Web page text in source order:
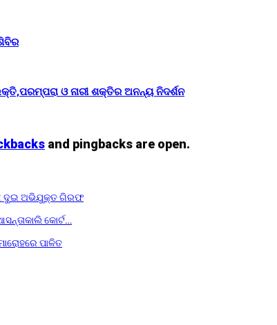
ଓ ନାରୀ ଶକ୍ତିର ଅନନ୍ୟ ନିଦର୍ଶନ
and pingbacks are open.
ଦୁଇ ଅଭିଯୁକ୍ତ ଗିରଫ
କୋର୍ଟ…
ପାଳିତ